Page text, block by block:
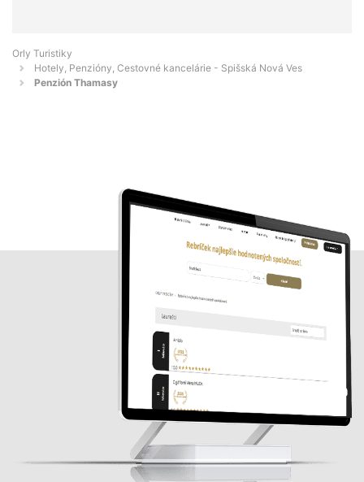
Orly Turistiky
Hotely, Penzióny, Cestovné kancelárie - Spišská Nová Ves
Penzión Thamasy